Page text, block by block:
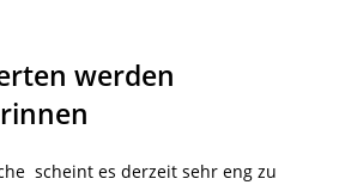
werden
scheint es derzeit sehr eng zu